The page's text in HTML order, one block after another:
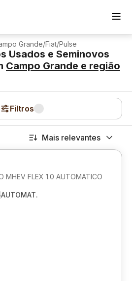
Grande/Fiat/Pulse
Usados e Seminovos
Campo Grande e região
Filtros
Mais relevantes
MHEV FLEX 1.0 AUTOMATICO
AUTOMAT.